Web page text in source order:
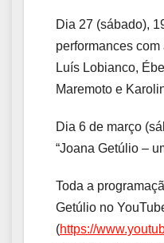
Dia 27 (sábado),
performances
Luís Lobianco,
Maremoto e
Dia 6 de março
“Joana Getúlio –
Toda a
Getúlio no
(https://